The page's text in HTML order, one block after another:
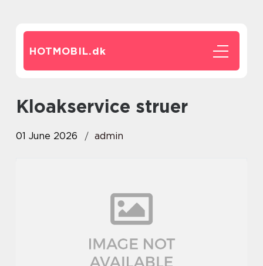
HOTMOBIL.dk
Kloakservice struer
01 June 2026 admin